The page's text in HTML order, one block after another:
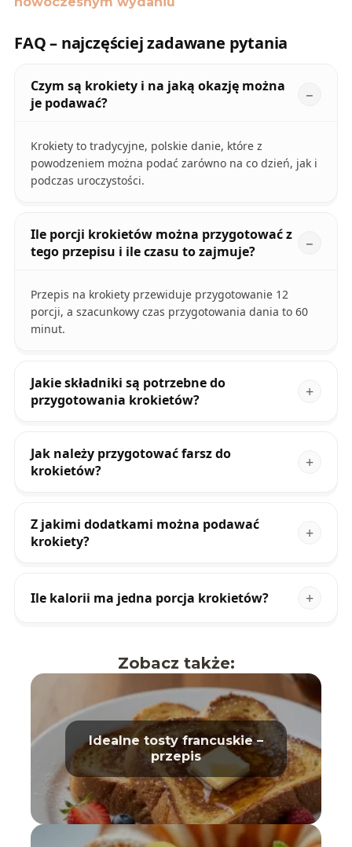
FAQ – najczęściej zadawane pytania
Czym są krokiety i na jaką okazję można
je podawać?
Krokiety to tradycyjne, polskie danie, które z
powodzeniem można podać zarówno na co dzień, jak i
podczas uroczystości.
Ile porcji krokietów można przygotować z
tego przepisu i ile czasu to zajmuje?
Przepis na krokiety przewiduje przygotowanie 12
porcji, a szacunkowy czas przygotowania dania to 60
minut.
Jakie składniki są potrzebne do
przygotowania krokietów?
Jak należy przygotować farsz do
krokietów?
Z jakimi dodatkami można podawać
krokiety?
Ile kalorii ma jedna porcja krokietów?
Zobacz także:
Idealne tosty francuskie –
przepis